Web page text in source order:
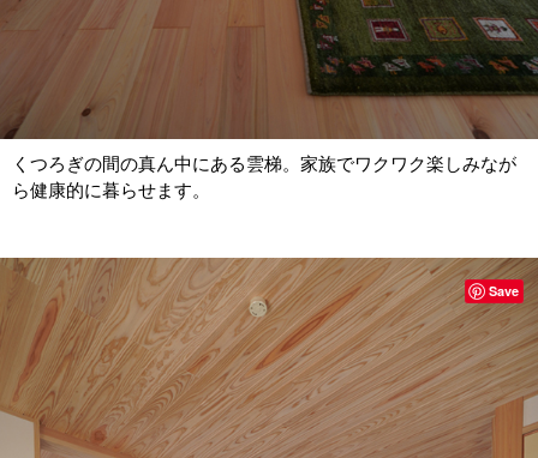
くつろぎの間の真ん中にある雲梯。家族でワクワク楽しみなが
ら健康的に暮らせます。
Save